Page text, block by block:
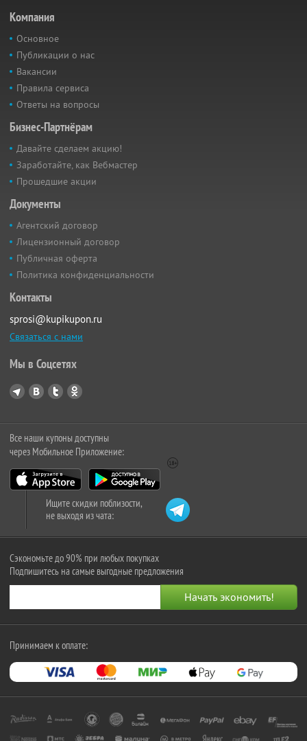
Компания
Основное
Публикации о нас
Вакансии
Правила сервиса
Ответы на вопросы
Бизнес-Партнёрам
Давайте сделаем акцию!
Заработайте, как Вебмастер
Прошедшие акции
Документы
Агентский договор
Лицензионный договор
Публичная оферта
Политика конфиденциальности
Контакты
sprosi@kupikupon.ru
Связаться с нами
Мы в Соцсетях
Все наши купоны доступны
через Мобильное Приложение:
Ищите скидки поблизости,
не выходя из чата:
Сэкономьте до 90% при любых покупках
Подпишитесь на самые выгодные предложения
Принимаем к оплате: